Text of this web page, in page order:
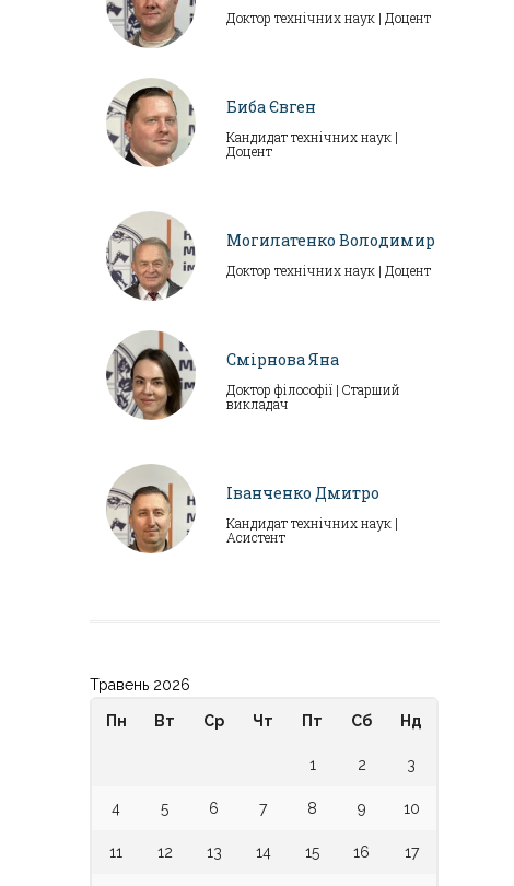
Доктор технічних наук | Доцент
Биба Євген
Кандидат технічних наук |
Доцент
Могилатенко Володимир
Доктор технічних наук | Доцент
Смірнова Яна
Доктор філософії | Старший
викладач
Іванченко Дмитро
Кандидат технічних наук |
Асистент
Травень 2026
Пн Вт Ср Чт Пт Сб Нд
1 2 3
4 5 6 7 8 9 10
11 12 13 14 15 16 17